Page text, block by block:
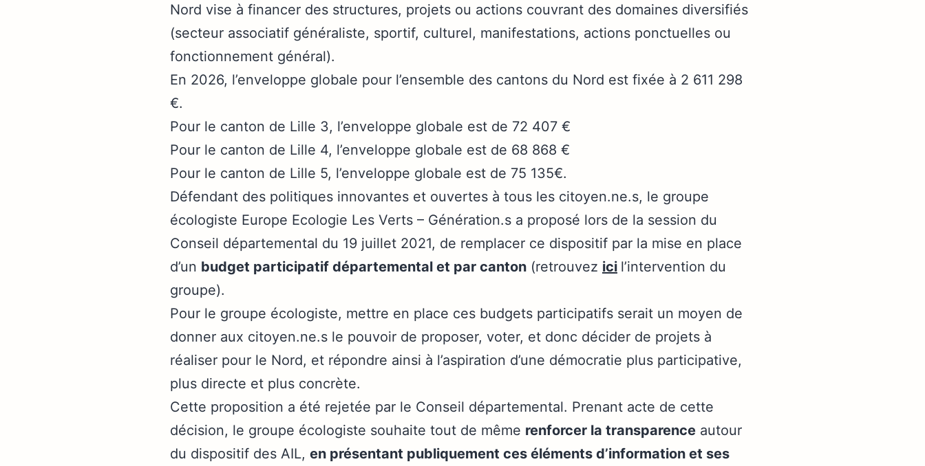
Nord vise à financer des structures, projets ou actions couvrant des domaines diversifiés
(secteur associatif généraliste, sportif, culturel, manifestations, actions ponctuelles ou
fonctionnement général).
En 2026, l’enveloppe globale pour l’ensemble des cantons du Nord est fixée à 2 611 298
€.
Pour le canton de Lille 3, l’enveloppe globale est de 72 407 €
Pour le canton de Lille 4, l’enveloppe globale est de 68 868 €
Pour le canton de Lille 5, l’enveloppe globale est de 75 135€.
Défendant des politiques innovantes et ouvertes à tous les citoyen.ne.s, le groupe
écologiste Europe Ecologie Les Verts – Génération.s a proposé lors de la session du
Conseil départemental du 19 juillet 2021, de remplacer ce dispositif par la mise en place
d’un budget participatif départemental et par canton (retrouvez ici l’intervention du
groupe).
Pour le groupe écologiste, mettre en place ces budgets participatifs serait un moyen de
donner aux citoyen.ne.s le pouvoir de proposer, voter, et donc décider de projets à
réaliser pour le Nord, et répondre ainsi à l’aspiration d’une démocratie plus participative,
plus directe et plus concrète.
Cette proposition a été rejetée par le Conseil départemental. Prenant acte de cette
décision, le groupe écologiste souhaite tout de même renforcer la transparence autour
du dispositif des AIL, en présentant publiquement ces éléments d’information et ses